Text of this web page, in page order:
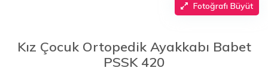
Fotoğrafı Büyüt
Kız Çocuk Ortopedik Ayakkabı Babet
PSSK 420